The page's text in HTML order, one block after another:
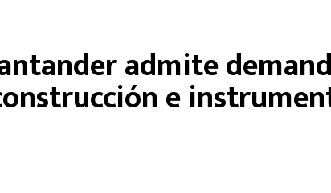
admite
e